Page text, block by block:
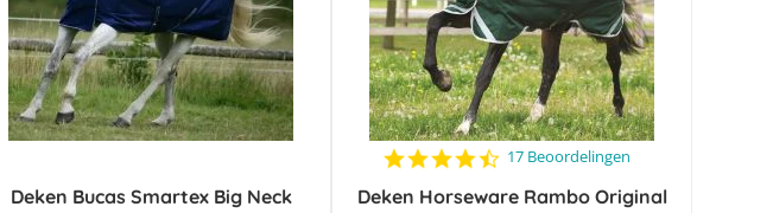
Deken Bucas Smartex Big Neck
4.6
rating
17 Beoordelingen
Deken Horseware Rambo Original